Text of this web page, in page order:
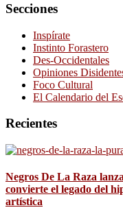
Secciones
Inspírate
Instinto Forastero
Des-Occidentales
Opiniones
Foco Cultural
El Calendario del
Recientes
Negros De La Raza
convierte el legado del
artística